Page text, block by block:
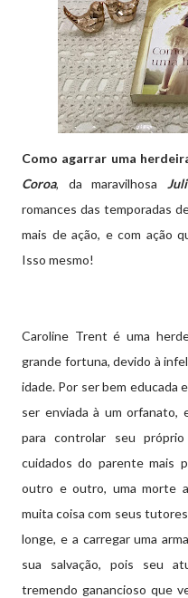
Como agarrar uma
Coroa, da maravilhosa
romances das temporadas
mais de ação, e com ação
Isso mesmo!
Caroline Trent é uma
grande fortuna, devido à
idade. Por ser bem educada
ser enviada à um orfanato,
para controlar seu
cuidados do parente mais
outro e outro, uma morte
muita coisa com seus
longe, e a carregar uma
sua salvação, pois seu
tremendo ganancioso que